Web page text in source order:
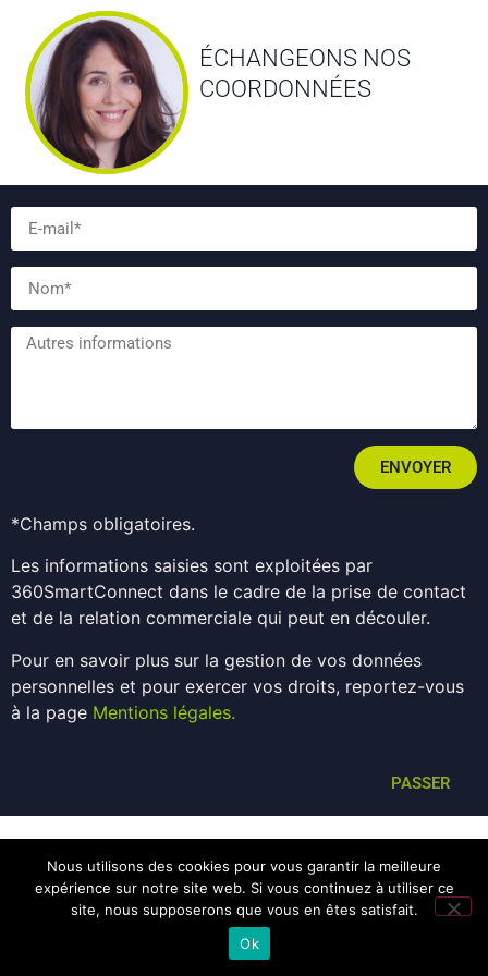
ÉCHANGEONS NOS
COORDONNÉES
ENVOYER
*Champs obligatoires.
Les informations saisies sont exploitées par
360SmartConnect dans le cadre de la prise de contact
et de la relation commerciale qui peut en découler.
Pour en savoir plus sur la gestion de vos données
personnelles et pour exercer vos droits, reportez-vous
à la page Mentions légales.
PASSER
Nous utilisons des cookies pour vous garantir la meilleure
expérience sur notre site web. Si vous continuez à utiliser ce
site, nous supposerons que vous en êtes satisfait.
Ok